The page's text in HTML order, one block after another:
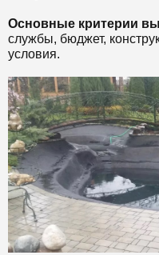
Основные критерии
службы, бюджет,
условия.